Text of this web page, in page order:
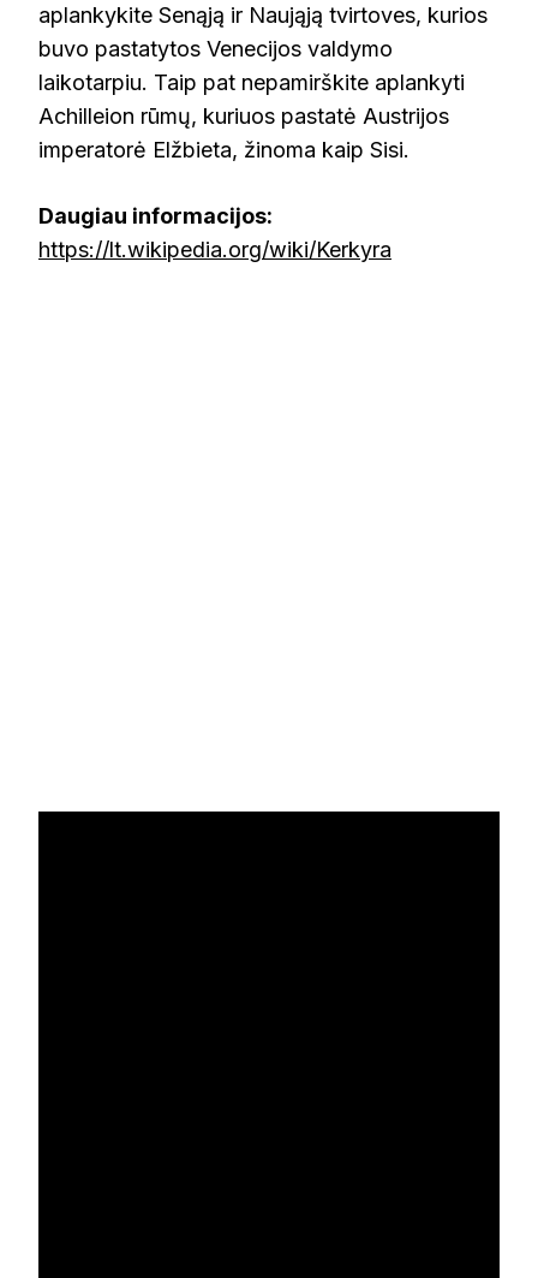
aplankykite Senąją ir Naująją tvirtoves, kurios
buvo pastatytos Venecijos valdymo
laikotarpiu. Taip pat nepamirškite aplankyti
Achilleion rūmų, kuriuos pastatė Austrijos
imperatorė Elžbieta, žinoma kaip Sisi.
Daugiau informacijos:
https://lt.wikipedia.org/wiki/Kerkyra